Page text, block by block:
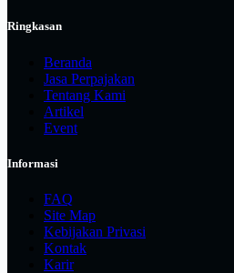
Ringkasan
Beranda
Jasa Perpajakan
Tentang Kami
Artikel
Event
Informasi
FAQ
Site Map
Kebijakan Privasi
Kontak
Karir